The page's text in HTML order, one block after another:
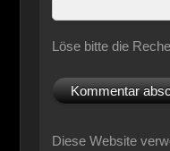
Löse bitte die
Diese Website